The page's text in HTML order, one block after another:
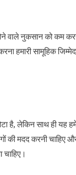
वाले नुकसान को कम
हमारी सामूहिक
है, लेकिन साथ ही यह
की मदद करनी चाहिए